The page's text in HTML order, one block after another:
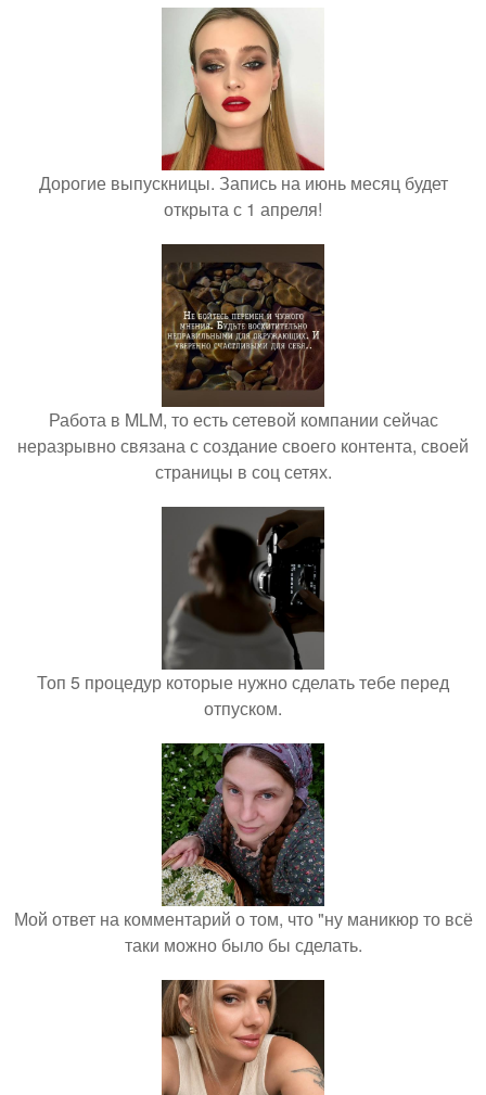
Дорогие выпускницы. Запись на июнь месяц будет
открыта с 1 апреля!
Работа в MLM, то есть сетевой компании сейчас
неразрывно связана с создание своего контента, своей
страницы в соц сетях.
Топ 5 процедур которые нужно сделать тебе перед
отпуском.
Мой ответ на комментарий о том, что "ну маникюр то всё
таки можно было бы сделать.